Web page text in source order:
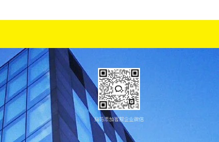
扫码添加客服企业微信